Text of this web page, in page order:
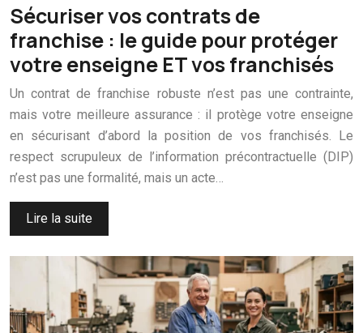
Sécuriser vos contrats de
franchise : le guide pour protéger
votre enseigne ET vos franchisés
Un contrat de franchise robuste n’est pas une contrainte,
mais votre meilleure assurance : il protège votre enseigne
en sécurisant d’abord la position de vos franchisés. Le
respect scrupuleux de l’information précontractuelle (DIP)
n’est pas une formalité, mais un acte…
Lire la suite